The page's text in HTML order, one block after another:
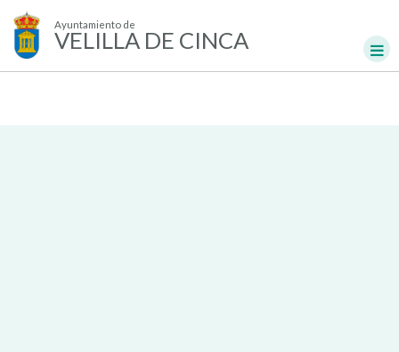
Ayuntamiento de
VELILLA DE CINCA